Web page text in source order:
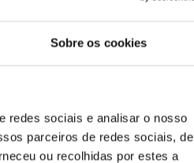
Sobre os cookies
redes sociais e analisar o nosso
parceiros de redes sociais, de
ou recolhidas por estes a